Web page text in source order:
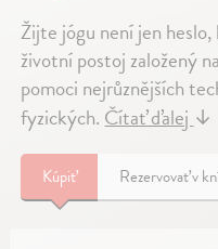
Žijte jógu není jen
životní postoj založený
pomoci nejrůznějších
fyzických.Čítať ďalej↓
Kúpiť Rezervovať v